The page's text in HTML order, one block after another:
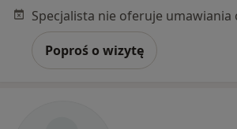
Poproś o wizytę